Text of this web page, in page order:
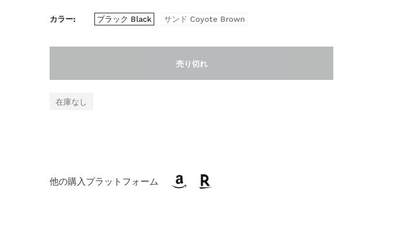
カラー ブラック Black サンド Coyote Brown
売り切れ
在庫なし
他の購入プラットフォーム